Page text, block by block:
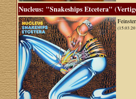
Nucleus: "Snakeships Etcetera"